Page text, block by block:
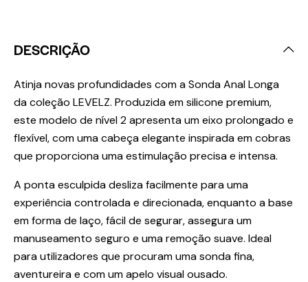
DESCRIÇÃO
Atinja novas profundidades com a Sonda Anal Longa
da coleção LEVELZ. Produzida em silicone premium,
este modelo de nível 2 apresenta um eixo prolongado e
flexível, com uma cabeça elegante inspirada em cobras
que proporciona uma estimulação precisa e intensa.
A ponta esculpida desliza facilmente para uma
experiência controlada e direcionada, enquanto a base
em forma de laço, fácil de segurar, assegura um
manuseamento seguro e uma remoção suave. Ideal
para utilizadores que procuram uma sonda fina,
aventureira e com um apelo visual ousado.